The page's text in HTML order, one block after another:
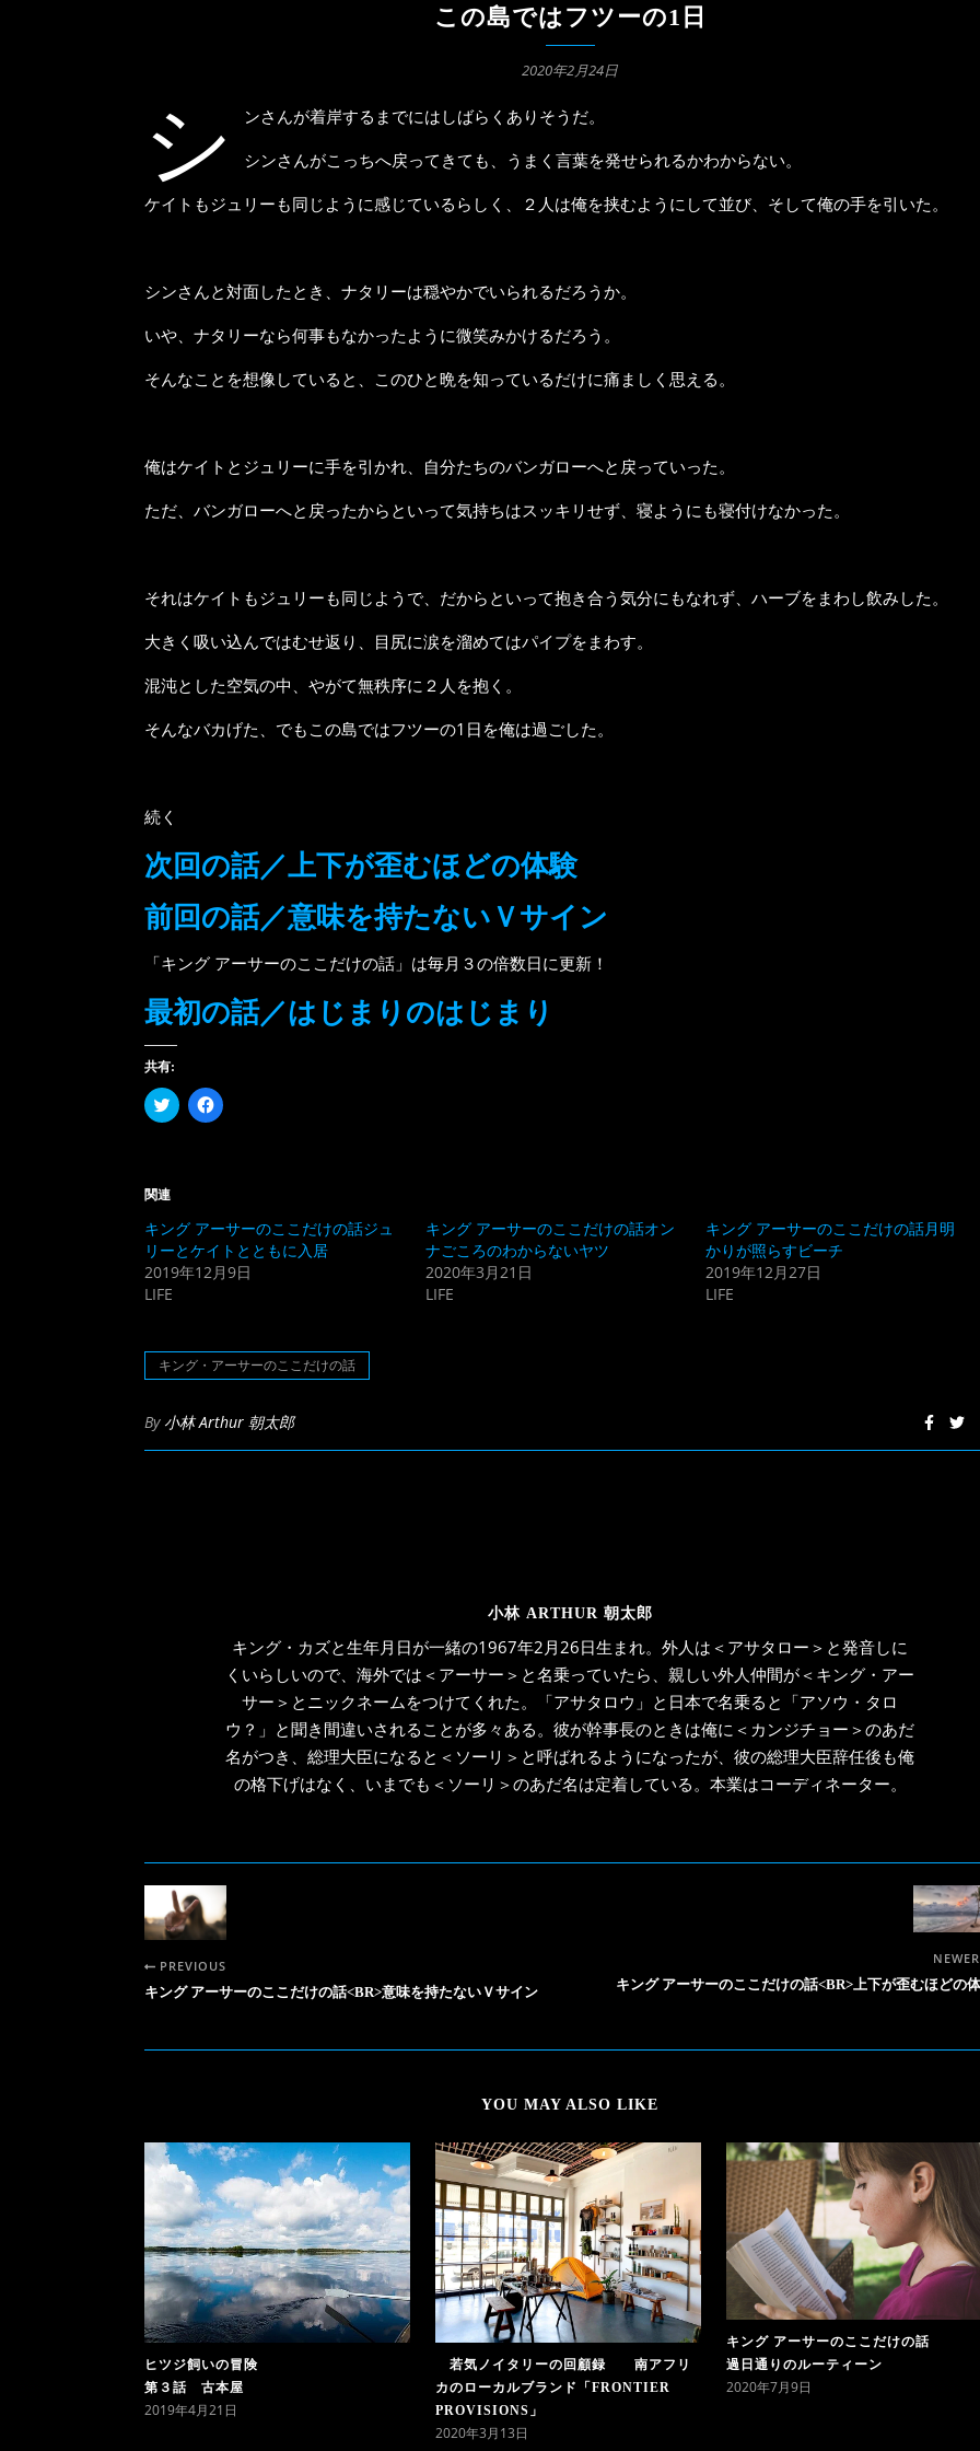
この島ではフツーの1日
2020年2月24日
シ
ンさんが着岸するまでにはしばらくありそうだ。
シンさんがこっちへ戻ってきても、うまく言葉を発せられるかわからない。
ケイトもジュリーも同じように感じているらしく、２人は俺を挟むようにして並び、そして俺の手を引いた。
シンさんと対面したとき、ナタリーは穏やかでいられるだろうか。
いや、ナタリーなら何事もなかったように微笑みかけるだろう。
そんなことを想像していると、このひと晩を知っているだけに痛ましく思える。
俺はケイトとジュリーに手を引かれ、自分たちのバンガローへと戻っていった。
ただ、バンガローへと戻ったからといって気持ちはスッキリせず、寝ようにも寝付けなかった。
それはケイトもジュリーも同じようで、だからといって抱き合う気分にもなれず、ハーブをまわし飲みした。
大きく吸い込んではむせ返り、目尻に涙を溜めてはパイプをまわす。
混沌とした空気の中、やがて無秩序に２人を抱く。
そんなバカげた、でもこの島ではフツーの1日を俺は過ごした。
続く
次回の話／上下が歪むほどの体験
前回の話／意味を持たないＶサイン
「キング アーサーのここだけの話」は毎月３の倍数日に更新！
最初の話／はじまりのはじまり
共有:
ク
リ
有
(新
し
い
で
開
す)
Facebook
で
リ
ッ
ク
し
(新
し
ィ
ン
関連
キング アーサーのここだけの話ジュ
リーとケイトとともに入居
2019年12月9日
LIFE
キング アーサーのここだけの話オン
ナごころのわからないヤツ
2020年3月21日
LIFE
キング アーサーのここだけの話月明
かりが照らすビーチ
2019年12月27日
LIFE
キング・アーサーのここだけの話
By 小林 Arthur 朝太郎
小林 ARTHUR 朝太郎
キング・カズと生年月日が一緒の1967年2月26日生まれ。外人は＜アサタロー＞と発音しに
くいらしいので、海外では＜アーサー＞と名乗っていたら、親しい外人仲間が＜キング・アー
サー＞とニックネームをつけてくれた。「アサタロウ」と日本で名乗ると「アソウ・タロ
ウ？」と聞き間違いされることが多々ある。彼が幹事長のときは俺に＜カンジチョー＞のあだ
名がつき、総理大臣になると＜ソーリ＞と呼ばれるようになったが、彼の総理大臣辞任後も俺
の格下げはなく、いまでも＜ソーリ＞のあだ名は定着している。本業はコーディネーター。
PREVIOUS
キング アーサーのここだけの話<BR>意味を持たないＶサイン
キング アーサーのここだけの話<BR>上下が歪むほどの
YOU MAY ALSO LIKE
ヒツジ飼いの冒険
第３話 古本屋
2019年4月21日
若気ノイタリーの回顧録 南アフリ
カのローカルブランド「FRONTIER
PROVISIONS」
2020年3月13日
キング アーサーのここだけの話
過日通りのルーティーン
2020年7月9日